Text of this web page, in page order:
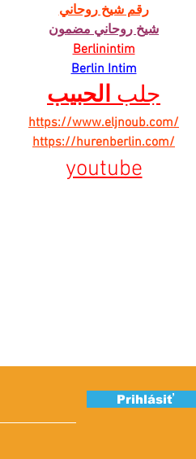
رقم شيخ روحاني
شيخ روحاني مضمون
Berlinintim
Berlin Intim
جلب الحبيب
https://www.eljnoub.com/
https://hurenberlin.com/
youtube
Prihlásiť